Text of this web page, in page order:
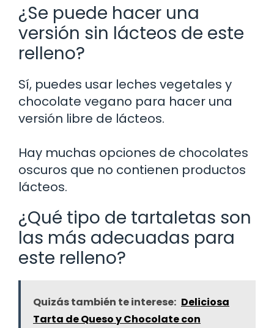
¿Se puede hacer una
versión sin lácteos de este
relleno?
Sí, puedes usar leches vegetales y
chocolate vegano para hacer una
versión libre de lácteos.
Hay muchas opciones de chocolates
oscuros que no contienen productos
lácteos.
¿Qué tipo de tartaletas son
las más adecuadas para
este relleno?
Quizás también te interese: Deliciosa
Tarta de Queso y Chocolate con